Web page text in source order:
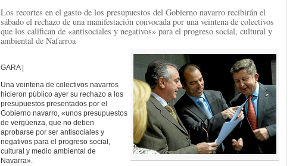
Los recortes en el gasto de los presupuestos del Gobierno navarro recibirán el
sábado el rechazo de una manifestación convocada por una veintena de colectivos
que los califican de «antisociales y negativos» para el progreso social, cultural y
ambiental de Nafarroa
GARA |
Una veintena de colectivos navarros
hicieron público ayer su rechazo a los
presupuestos presentados por el
Gobierno navarro, «unos presupuestos
de vergüenza, que no deben
aprobarse por ser antisociales y
negativos para el progreso social,
cultural y medio ambiental de
Navarra».